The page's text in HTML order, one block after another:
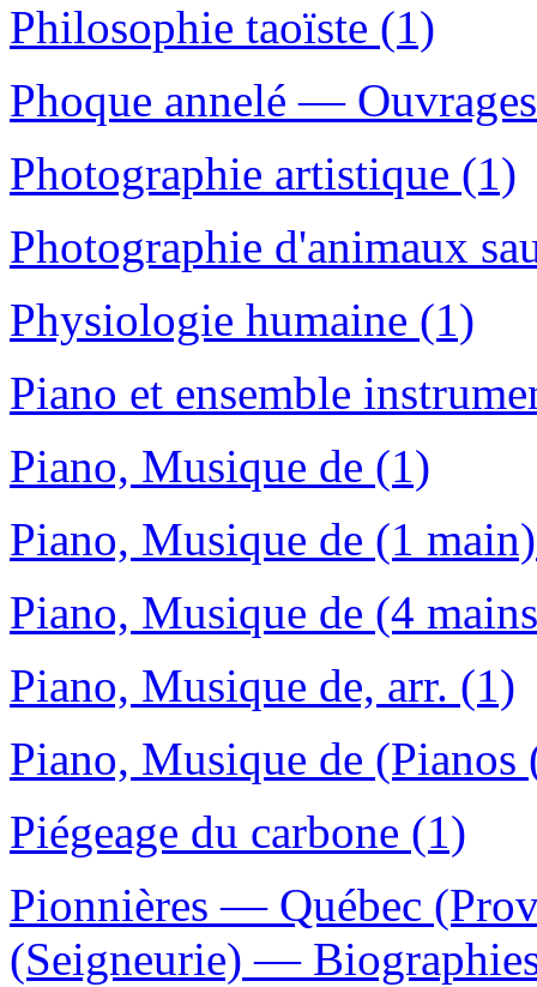
Philosophie taoïste (1)
Phoque annelé —
Photographie artistique (1)
Photographie d'animaux
Physiologie humaine (1)
Piano et ensemble
Piano, Musique de (1)
Piano, Musique de (1
Piano, Musique de (4
Piano, Musique de, arr. (1)
Piano, Musique de (Pianos
Piégeage du carbone (1)
Pionnières — Québec
(Seigneurie) —